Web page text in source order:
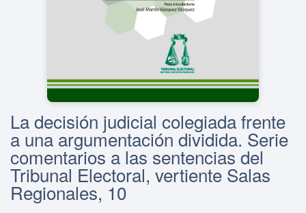
La decisión judicial colegiada frente
a una argumentación dividida. Serie
comentarios a las sentencias del
Tribunal Electoral, vertiente Salas
Regionales, 10